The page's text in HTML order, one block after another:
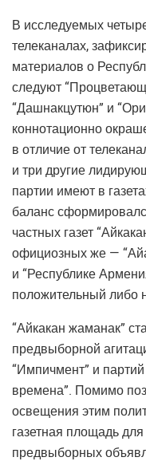
В исследуемых
телеканалах,
материалов о
следуют
“Дашнакцутюн” и
коннотационно
в отличие от
и три другие
партии имеют в
баланс
частных газет
официозных же —
и “Республике
положительный либо
“Айкакан жаманак”
предвыборной
“Импичмент” и
времена”. Помимо
освещения этим
газетная площадь
предвыборных